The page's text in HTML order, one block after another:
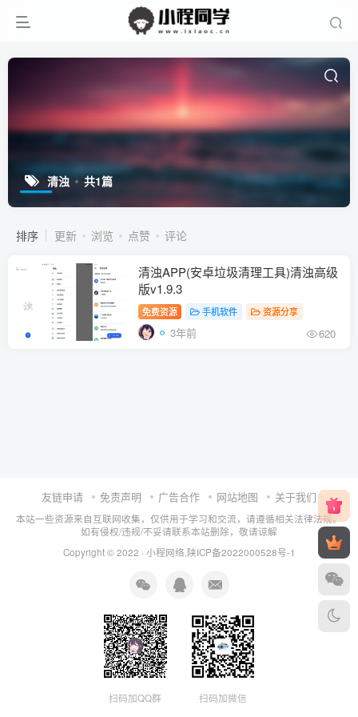
清浊 共1篇
排序 更新 浏览 点赞 评论
清浊APP(安卓垃圾清理工具)清浊高级
版v1.9.3
免费资源 手机软件 资源分享
3年前 620
友链申请 免责声明 广告合作 网站地图 关于我们
本站一些资源来自互联网收集，仅供用于学习和交流，请遵循相关法律法规。
如有侵权/违规/不妥请联系本站删除，敬请谅解
Copyright © 2022 · 小程网络 陕ICP备2022000528号-1
扫码加QQ群 扫码加微信